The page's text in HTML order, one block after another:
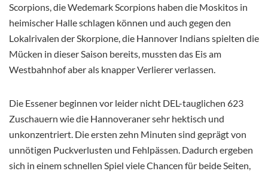
Scorpions, die Wedemark Scorpions haben die Moskitos in
heimischer Halle schlagen können und auch gegen den
Lokalrivalen der Skorpione, die Hannover Indians spielten die
Mücken in dieser Saison bereits, mussten das Eis am
Westbahnhof aber als knapper Verlierer verlassen.
Die Essener beginnen vor leider nicht DEL-tauglichen 623
Zuschauern wie die Hannoveraner sehr hektisch und
unkonzentriert. Die ersten zehn Minuten sind geprägt von
unnötigen Puckverlusten und Fehlpässen. Dadurch ergeben
sich in einem schnellen Spiel viele Chancen für beide Seiten,